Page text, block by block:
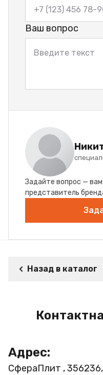
Ваш вопрос
Задайте вопрос —
представитель
Назад в каталог
Адрес:
СфераПлит ,